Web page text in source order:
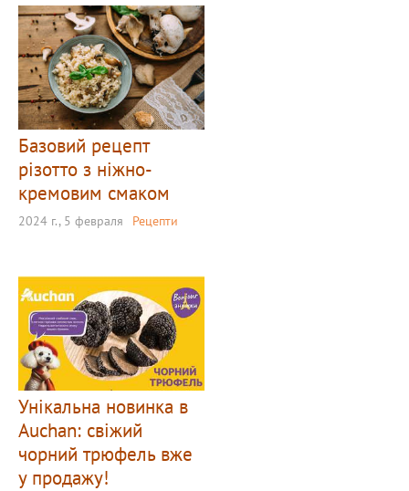
Базовий рецепт
різотто з ніжно-
кремовим смаком
2024 г., 5 февраля Рецепти
Унікальна новинка в
Auchan: свіжий
чорний трюфель вже
у продажу!